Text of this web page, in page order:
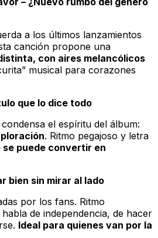
a los últimos lanzamientos
canción propone una
con aires melancólicos
musical para corazones
que lo dice todo
el espíritu del álbum:
. Ritmo pegajoso y letra
se puede convertir en
bien sin mirar al lado
por los fans. Ritmo
de independencia, de hacer
Ideal para quienes van por la